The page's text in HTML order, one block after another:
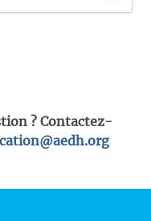
? Contactez-